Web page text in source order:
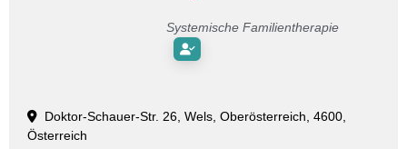
Systemische Familientherapie
Doktor-Schauer-Str. 26, Wels, Oberösterreich, 4600,
Österreich